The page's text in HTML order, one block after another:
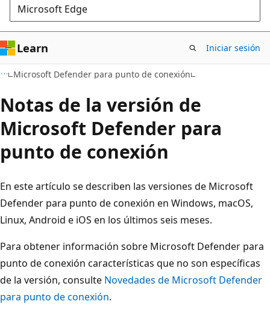
Microsoft Edge
Learn Iniciar sesión
Microsoft Defender para punto de conexión
Notas de la versión de
Microsoft Defender para
punto de conexión
En este artículo se describen las versiones de Microsoft
Defender para punto de conexión en Windows, macOS,
Linux, Android e iOS en los últimos seis meses.
Para obtener información sobre Microsoft Defender para
punto de conexión características que no son específicas
de la versión, consulte Novedades de Microsoft Defender
para punto de conexión.